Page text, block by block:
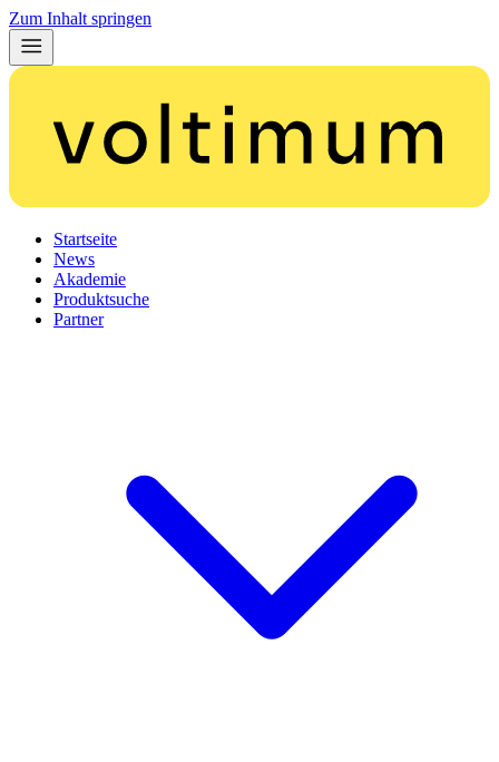
Zum Inhalt springen
Startseite
News
Akademie
Produktsuche
Partner